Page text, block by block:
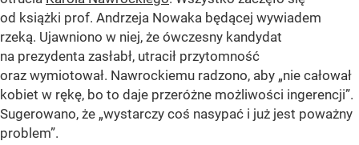
od książki prof. Andrzeja Nowaka będącej wywiadem
rzeką. Ujawniono w niej, że ówczesny kandydat
na prezydenta zasłabł, utracił przytomność
oraz wymiotował. Nawrockiemu radzono, aby „nie całował
kobiet w rękę, bo to daje przeróżne możliwości ingerencji”.
Sugerowano, że „wystarczy coś nasypać i już jest poważny
problem”.